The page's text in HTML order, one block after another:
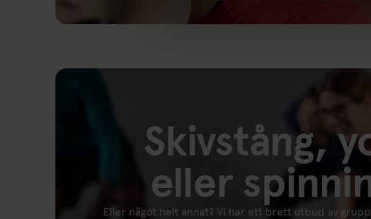
Skivstång,
eller
Eller något helt annat? Vi har ett brett utbud av